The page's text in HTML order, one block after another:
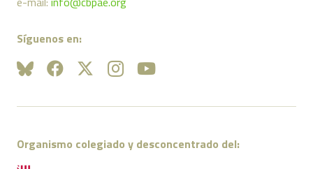
Síguenos en:
Organismo colegiado y desconcentrado del: